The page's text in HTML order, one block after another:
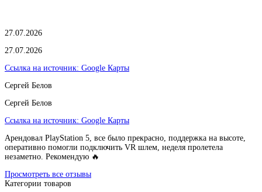
27.07.2026
27.07.2026
Ссылка на источник: Google Карты
Сергей Белов
Сергей Белов
Ссылка на источник: Google Карты
Арендовал PlayStation 5, все было прекрасно, поддержка на высоте,
оперативно помогли подключить VR шлем, неделя пролетела
незаметно. Рекомендую 🔥
Просмотреть все отзывы
Категории товаров